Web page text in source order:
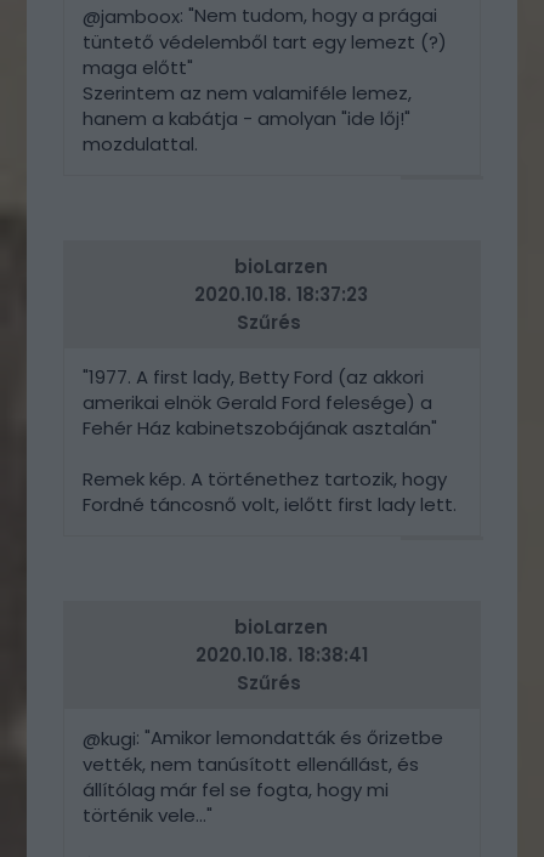
@jamboox: "Nem tudom, hogy a prágai
tüntető védelemből tart egy lemezt (?)
maga előtt"
Szerintem az nem valamiféle lemez,
hanem a kabátja - amolyan "ide lőj!"
mozdulattal.
bioLarzen
2020.10.18. 18:37:23
Szűrés
"1977. A first lady, Betty Ford (az akkori
amerikai elnök Gerald Ford felesége) a
Fehér Ház kabinetszobájának asztalán"
Remek kép. A történethez tartozik, hogy
Fordné táncosnő volt, ielőtt first lady lett.
bioLarzen
2020.10.18. 18:38:41
Szűrés
@kugi: "Amikor lemondatták és őrizetbe
vették, nem tanúsított ellenállást, és
állítólag már fel se fogta, hogy mi
történik vele..."